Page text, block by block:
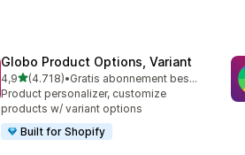
Globo Product Options, Variant
4,9van 5 sterren
(4.718)
4718 recensies in totaal
•
Gratis abonnement beschikbaar
Product personalizer, customize
products w/ variant options
Built for Shopify